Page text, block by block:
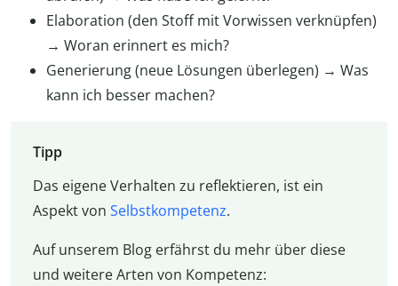
Elaboration (den Stoff mit Vorwissen verknüpfen)
→ Woran erinnert es mich?
Generierung (neue Lösungen überlegen) → Was
kann ich besser machen?
Tipp
Das eigene Verhalten zu reflektieren, ist ein
Aspekt von Selbstkompetenz.
Auf unserem Blog erfährst du mehr über diese
und weitere Arten von Kompetenz: